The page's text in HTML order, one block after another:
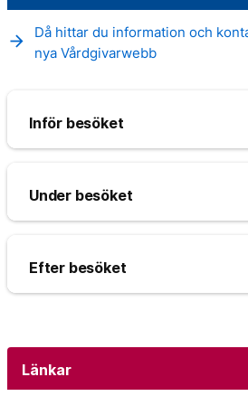
arrow_forward
Då hittar du information och
nya Vårdgivarwebb
Inför besöket
Under besöket
Efter besöket
Länkar